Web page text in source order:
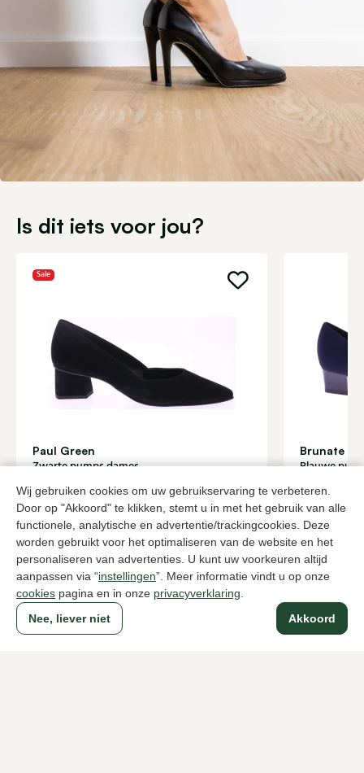
Wij gebruiken cookies om uw gebruikservaring te verbeteren.
Door op "Akkoord" te klikken, stemt u in met het gebruik van alle
functionele, analytische en advertentie/trackingcookies. Deze
worden gebruikt voor het optimaliseren van de website en het
personaliseren van advertenties. U kunt uw voorkeuren altijd
aanpassen via “instellingen”. Meer informatie vindt u op onze
cookies pagina en in onze privacyverklaring
Akkoord
Nee, liever niet
Is dit iets voor jou?
Sale
Paul Green
Zwarte pumps dames
149,9590,00
Brunate
Blauwe
199,95
Naar alle producten
Sinds 1983 een begrip in Den Haag